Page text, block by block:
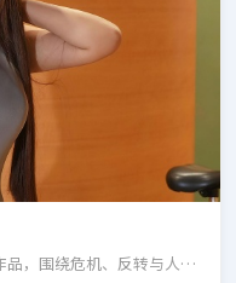
，围绕危机、反转与人物